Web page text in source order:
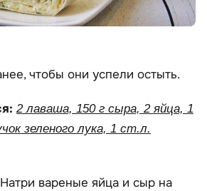
чтобы они успели остыть.
2 лаваша, 150 г сыра, 2 яйца, 1
зеленого лука, 1 ст.л.
Натри вареные яйца и сыр на